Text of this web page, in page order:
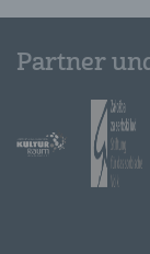
Partner